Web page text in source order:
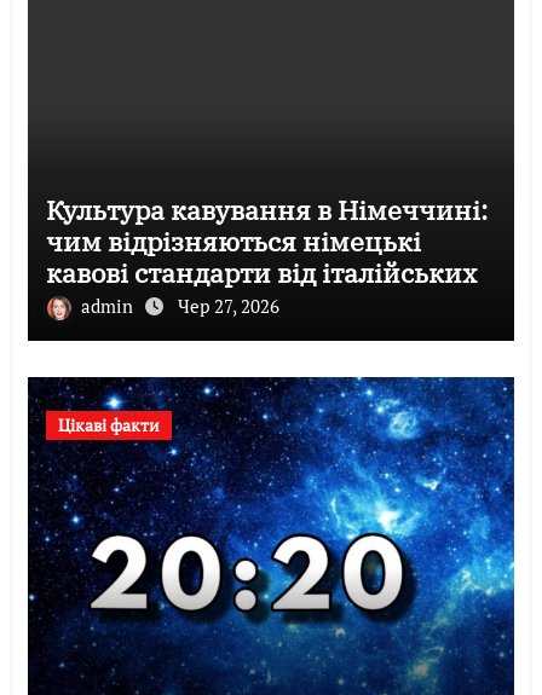
Культура кавування в Німеччині:
чим відрізняються німецькі
кавові стандарти від італійських
admin Чер 27, 2026
Цікаві факти